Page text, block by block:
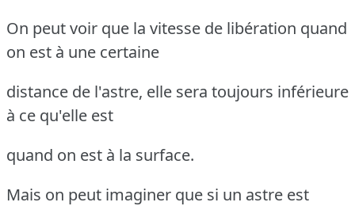
On peut voir que la vitesse de libération quand
on est à une certaine
distance de l'astre, elle sera toujours inférieure
à ce qu'elle est
quand on est à la surface.
Mais on peut imaginer que si un astre est